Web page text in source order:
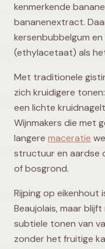
kenmerkende
bananenextract.
kersenbubbelgum
(ethylacetaat) als
Met traditionele
zich kruidigere
een lichte
Wijnmakers die met
langere maceratie
structuur en aardse
of bosgrond.
Rijping op eikenhout
Beaujolais, maar
subtiele tonen van
zonder het fruitige